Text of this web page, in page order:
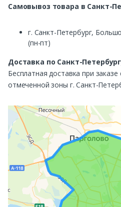
Самовывоз товара в Санкт-
г. Санкт-Петербург,
(пн-пт)
Доставка по Санкт-
Бесплатная доставка при
отмеченной зоны г. Санкт-